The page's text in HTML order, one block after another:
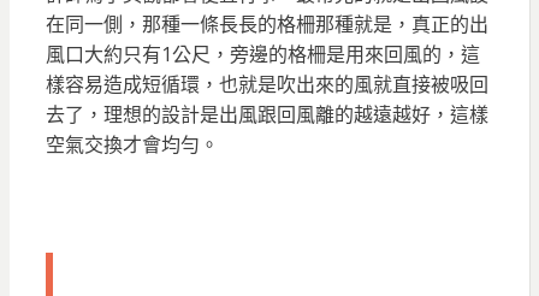
在同一側，那種一條長長的格柵那種就是，真正的出
風口大約只有1公尺，旁邊的格柵是用來回風的，這
樣容易造成短循環，也就是吹出來的風就直接被吸回
去了，理想的設計是出風跟回風離的越遠越好，這樣
空氣交換才會均勻。